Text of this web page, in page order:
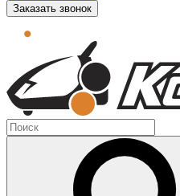
Заказать звонок